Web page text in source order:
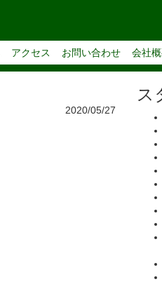
アクセス お問い合わせ 会社
2020/05/27
ス